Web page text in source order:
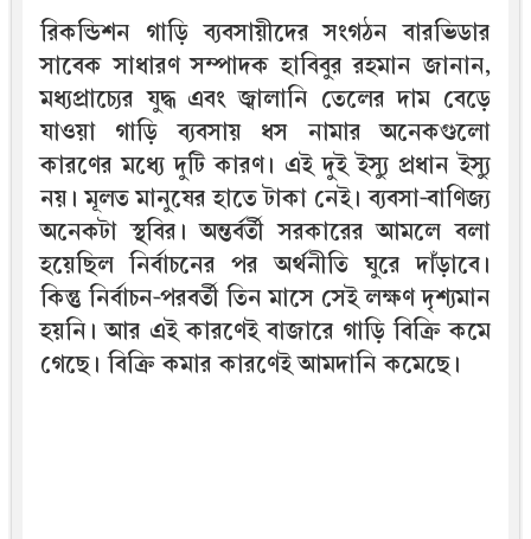
রিকন্ডিশন গাড়ি ব্যবসায়ীদের সংগঠন বারভিডার
সাবেক সাধারণ সম্পাদক হাবিবুর রহমান জানান,
মধ্যপ্রাচ্যের যুদ্ধ এবং জ্বালানি তেলের দাম বেড়ে
যাওয়া গাড়ি ব্যবসায় ধস নামার অনেকগুলো
কারণের মধ্যে দুটি কারণ। এই দুই ইস্যু প্রধান ইস্যু
নয়। মূলত মানুষের হাতে টাকা নেই। ব্যবসা-বাণিজ্য
অনেকটা স্থবির। অন্তর্বর্তী সরকারের আমলে বলা
হয়েছিল নির্বাচনের পর অর্থনীতি ঘুরে দাঁড়াবে।
কিন্তু নির্বাচন-পরবর্তী তিন মাসে সেই লক্ষণ দৃশ্যমান
হয়নি। আর এই কারণেই বাজারে গাড়ি বিক্রি কমে
গেছে। বিক্রি কমার কারণেই আমদানি কমেছে।